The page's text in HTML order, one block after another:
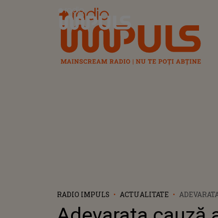
Radio Impuls
RADIO IMPULS ACTUALITATE
MURIT